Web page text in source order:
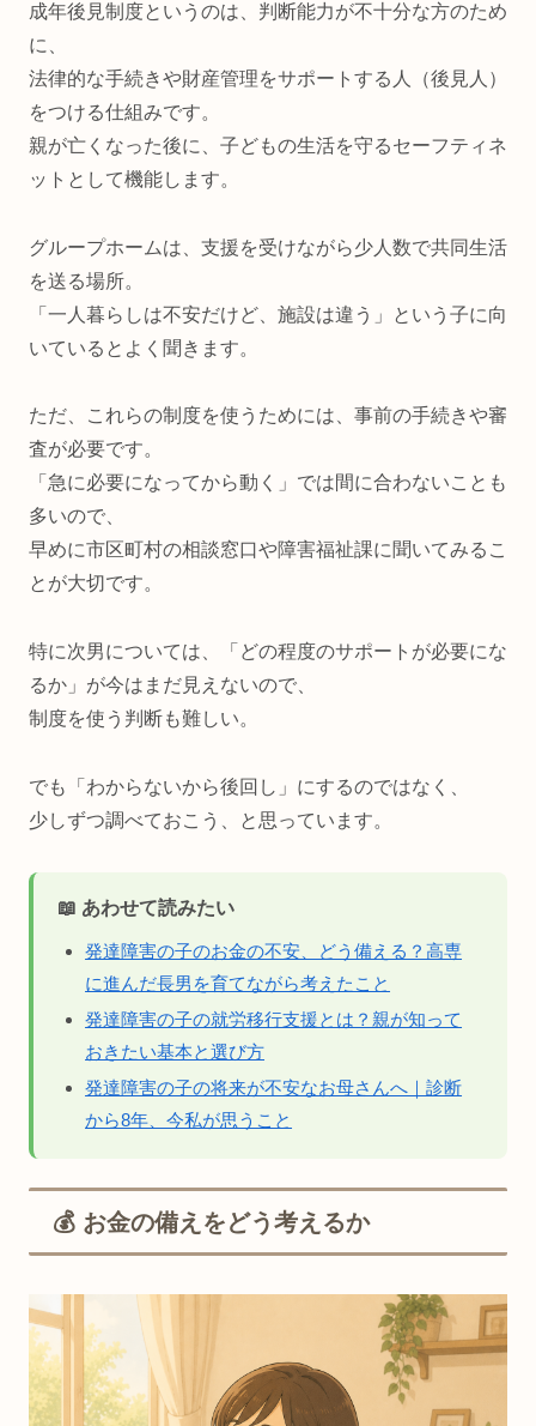
成年後見制度というのは、判断能力が不十分な方のため
に、
法律的な手続きや財産管理をサポートする人（後見人）
をつける仕組みです。
親が亡くなった後に、子どもの生活を守るセーフティネ
ットとして機能します。
グループホームは、支援を受けながら少人数で共同生活
を送る場所。
「一人暮らしは不安だけど、施設は違う」という子に向
いているとよく聞きます。
ただ、これらの制度を使うためには、事前の手続きや審
査が必要です。
「急に必要になってから動く」では間に合わないことも
多いので、
早めに市区町村の相談窓口や障害福祉課に聞いてみるこ
とが大切です。
特に次男については、「どの程度のサポートが必要にな
るか」が今はまだ見えないので、
制度を使う判断も難しい。
でも「わからないから後回し」にするのではなく、
少しずつ調べておこう、と思っています。
📖 あわせて読みたい
発達障害の子のお金の不安、どう備える？高専
に進んだ長男を育てながら考えたこと
発達障害の子の就労移行支援とは？親が知って
おきたい基本と選び方
発達障害の子の将来が不安なお母さんへ｜診断
から8年、今私が思うこと
💰 お金の備えをどう考えるか